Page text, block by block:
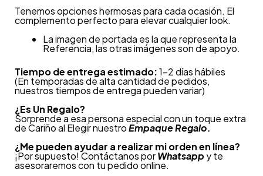
Tenemos opciones hermosas para cada ocasión. El
complemento perfecto para elevar cualquier look.
La imagen de portada es la que representa la
Referencia, las otras imágenes son de apoyo.
Tiempo de entrega estimado:1-2 días hábiles
(En temporadas de alta cantidad de pedidos,
nuestros tiempos de entrega pueden variar)
¿Es Un Regalo?
Sorprende a esa persona especial con un toque extra
de Cariño al Elegir nuestroEmpaque Regalo.
¿Me pueden ayudar a realizar mi orden en línea?
¡Por supuesto! Contáctanos porWhatsapp y te
asesoraremos con tu pedido online.